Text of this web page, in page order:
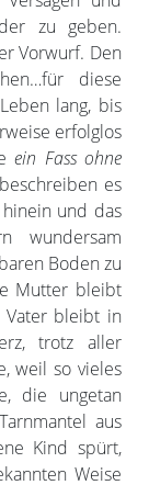
zu geben.
Vorwurf. Den
diese
lang, bis
erfolglos
ein Fass ohne
es
und das
wundersam
Boden zu
Mutter bleibt
Vater bleibt in
trotz aller
weil so vieles
die ungetan
aus
Kind spürt,
Weise